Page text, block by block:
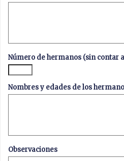
Número de hermanos (sin contar
Nombres y edades de los
Observaciones